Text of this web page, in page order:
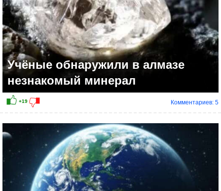
Учёные обнаружили в алмазе
незнакомый минерал
Комментариев: 5